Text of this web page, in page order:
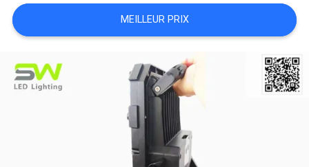
NOUVELLES
LES
AFFAIRES
MEILLEUR PRIX